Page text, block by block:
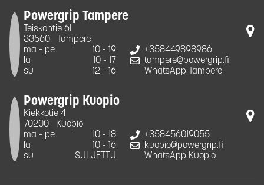
Powergrip Tampere
Teiskontie 61
33560
Tampere
ma - pe
10 - 19
la
10 - 17
su
12 - 16
+358449898986
tampere@powergrip.fi
WhatsApp Tampere
Powergrip Kuopio
Kiekkotie 4
70200
Kuopio
ma - pe
10 - 18
la
10 - 16
su
SULJETTU
+358456019055
kuopio@powergrip.fi
WhatsApp Kuopio